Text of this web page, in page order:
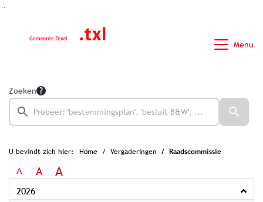
Menu
Zoeken
U bevindt zich hier: Home Vergaderingen Raadscommissie
A A A
2026